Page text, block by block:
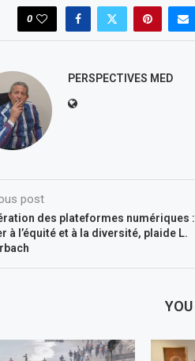
0
PERSPECTIVES MED
post
des plateformes numériques :
à l’équité et à la diversité, plaide L.